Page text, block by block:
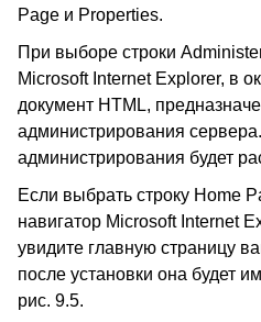
Page и Properties.
При выборе строки
Microsoft Internet Explorer, в
документ HTML,
администрирования
администрирования будет
Если выбрать строку Home
навигатор Microsoft Internet
увидите главную страницу
после установки она будет
рис. 9.5.